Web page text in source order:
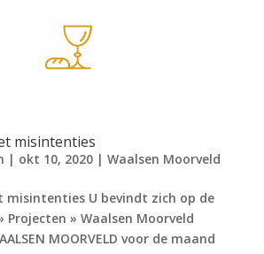
misintenties
| okt 10, 2020| Waalsen Moorveld
misintenties U bevindt zich op de
Projecten » Waalsen Moorveld
MOORVELD voor de maand